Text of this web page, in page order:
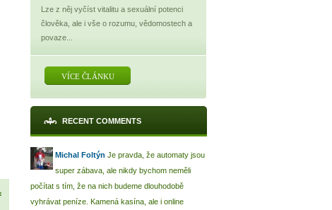
Lze z něj vyčíst vitalitu a sexuální potenci
člověka, ale i vše o rozumu, vědomostech a
povaze...
VÍCE ČLÁNKU
RECENT COMMENTS
Michal Foltýn Je pravda, že automaty jsou
super zábava, ale nikdy bychom neměli
počítat s tím, že na nich budeme dlouhodobě
vyhrávat peníze. Kamená kasína, ale i online